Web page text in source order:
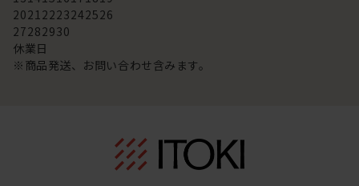
2021 2223242526
27282930
休業日
※商品発送、お問い合わせ含みます。